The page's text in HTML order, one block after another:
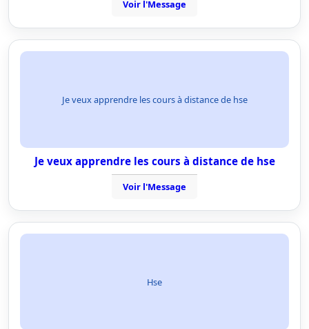
Voir l'Message
Je veux apprendre les cours à distance de hse
Je veux apprendre les cours à distance de hse
Voir l'Message
Hse